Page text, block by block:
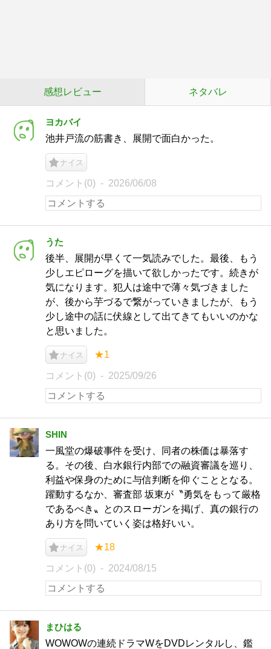
感想レビュー ネタバレ
ヨカバイ
池井戸流の筋書き、展開で面白かった。
ナイス
コメント(0) 2026/06/08
うた
後半、展開が早くて一気読みでした。最後、もう
少しエピローグを描いて欲しかったです。続きが
気になります。犯人は途中で薄々気づきました
が、後から芋づるで繋がっていきましたが、もう
少し途中の話に伏線として出てきてもいいのかな
と思いました。
ナイス ★1
コメント(0) 2025/09/26
SHIN
一風堂の爆破事件を受け、同者の株価は暴落す
る。その後、白水銀行内部での融資審議を巡り、
利益や保身のために与信判断を仰ぐこととなる。
躍動するなか、審査部 坂東が〝勇気をもって厳格
であるべき〟とのスローガンを掲げ、真の銀行の
あり方を問いていく姿は格好いい。
ナイス ★18
コメント(0) 2024/08/15
まひはる
WOWOWの連続ドラマWをDVDレンタルし、鑑